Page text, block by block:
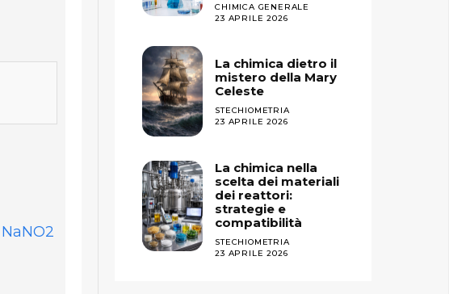
CHIMICA GENERALE
23 APRILE 2026
La chimica dietro il
mistero della Mary
Celeste
STECHIOMETRIA
23 APRILE 2026
La chimica nella
scelta dei materiali
dei reattori:
strategie e
compatibilità
STECHIOMETRIA
23 APRILE 2026